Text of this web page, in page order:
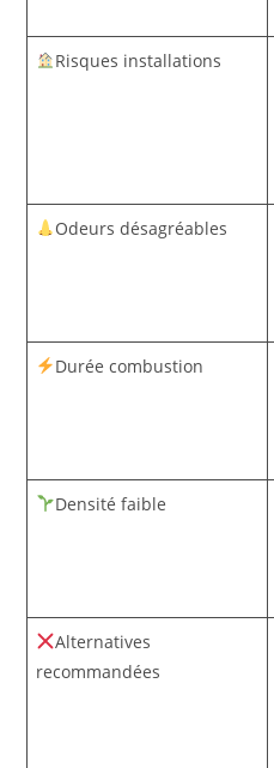
Risques installations
Odeurs désagréables
Durée combustion
Densité faible
Alternatives
recommandées